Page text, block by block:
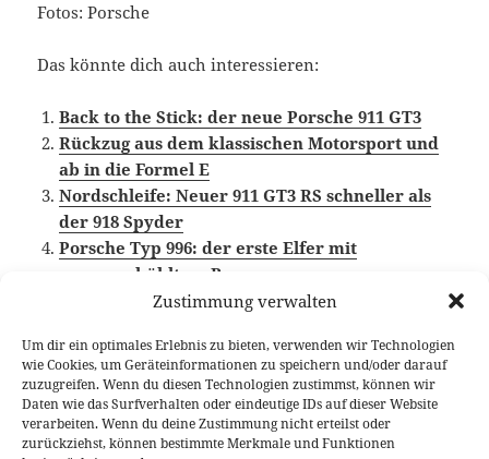
Zustimmung verwalten
Um dir ein optimales Erlebnis zu bieten, verwenden wir Technologien
wie Cookies, um Geräteinformationen zu speichern und/oder darauf
zuzugreifen. Wenn du diesen Technologien zustimmst, können wir
Daten wie das Surfverhalten oder eindeutige IDs auf dieser Website
verarbeiten. Wenn du deine Zustimmung nicht erteilst oder
zurückziehst, können bestimmte Merkmale und Funktionen
Fotos: Porsche
Das könnte dich auch interessieren:
Back to the Stick: der neue Porsche 911 GT3
Rückzug aus dem klassischen Motorsport und
ab in die Formel E
Nordschleife: Neuer 911 GT3 RS schneller als
der 918 Spyder
Porsche Typ 996: der erste Elfer mit
wassergekühltem Boxer
Veröffentlicht
am
14. Mai 2018 Autor
Fabian Meßner Kategorien
News Schlagwörter
Motorsport,
Porsche ,Porsche 911 GT3
Beitragsnavigation